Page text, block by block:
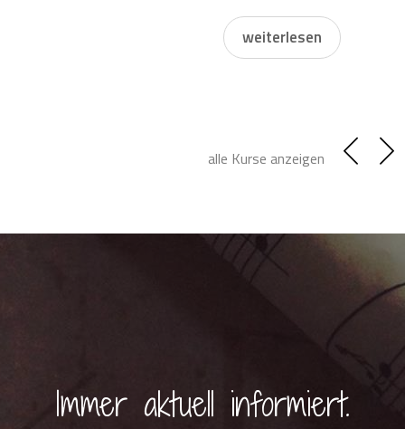
weiterlesen
alle Kurse anzeigen
Immer aktuell informiert.